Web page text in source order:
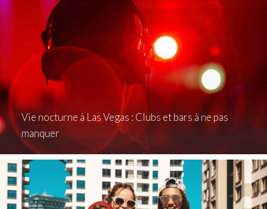
Vie nocturne à Las Vegas : Clubs et bars à ne pas
manquer